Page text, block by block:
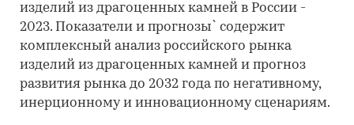
изделий из драгоценных камней в России -
2023. Показатели и прогнозы` содержит
комплексный анализ российского рынка
изделий из драгоценных камней и прогноз
развития рынка до 2032 года по негативному,
инерционному и инновационному сценариям.